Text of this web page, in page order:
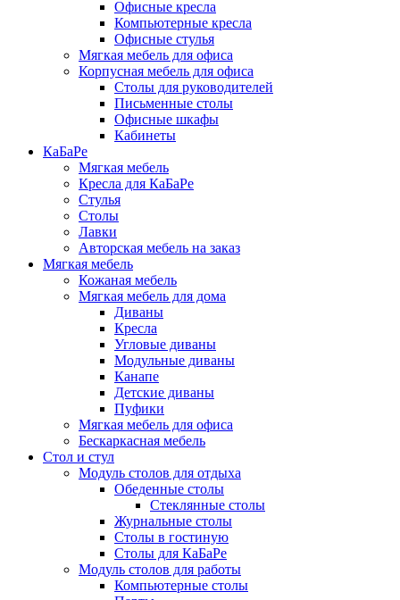
Офисные кресла
Компьютерные кресла
Офисные стулья
Мягкая мебель для офиса
Корпусная мебель для офиса
Столы для руководителей
Письменные столы
Офисные шкафы
Кабинеты
КаБаРе
Мягкая мебель
Кресла для КаБаРе
Стулья
Столы
Лавки
Авторская мебель на заказ
Мягкая мебель
Кожаная мебель
Мягкая мебель для дома
Диваны
Кресла
Угловые диваны
Модульные диваны
Канапе
Детские диваны
Пуфики
Мягкая мебель для офиса
Бескаркасная мебель
Стол и стул
Модуль столов для отдыха
Обеденные столы
Стеклянные столы
Журнальные столы
Столы в гостиную
Столы для КаБаРе
Модуль столов для работы
Компьютерные столы